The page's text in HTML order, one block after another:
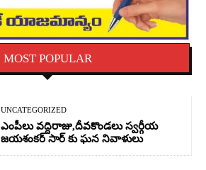
MOST POPULAR
UNCATEGORIZED
ఎంపీలు వద్దిరాజు,దీవకొండలు స్వర్గీయ
జయశంకర్ సార్ కు ఘన నివాళులు